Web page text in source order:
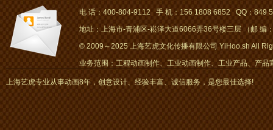
电 话：400-804-9112 手 机：156 1808 6852 QQ：849
地址：上海市-青浦区-崧泽大道6066弄36号楼三层 （邮 编
© 2009～2025 上海艺虎文化传播有限公司 YiHoo.sh All
业务范围：工程动画制作、工业动画制作、工业产品、产
画、mg动画
上海艺虎专业从事动画8年，创意设计、经验丰富、诚信服务，是您最佳选择!